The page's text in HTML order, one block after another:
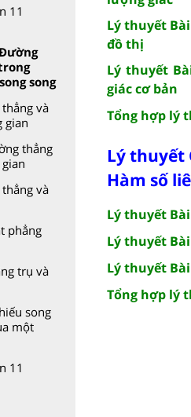
11
song
và
gian
thẳng
và
phẳng
trụ và
song
một
11
Lý thuyết
đồ thị
Lý thuyết
giác cơ bản
Tổng hợp lý
Lý thuyết
Hàm số
Lý thuyết
Lý thuyết
Lý thuyết
Tổng hợp lý